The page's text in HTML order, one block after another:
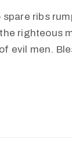
ribs
righteous
evil men.